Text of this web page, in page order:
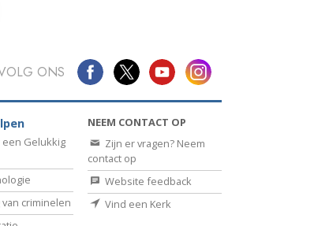
ONS
een Gelukkig
criminelen
NEEM CONTACT OP
Zijn er vragen? Neem
contact op
Website feedback
Vind een Kerk